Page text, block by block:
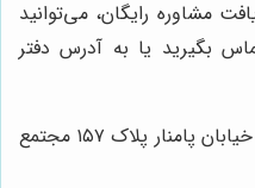
مشاوره رایگان، می‌توانید
بگیرید یا به آدرس دفتر
آدرس دفتر: تهران خیابان ۱۵خرداد خیابان پامنار پلاک ۱۵۷ مجتمع